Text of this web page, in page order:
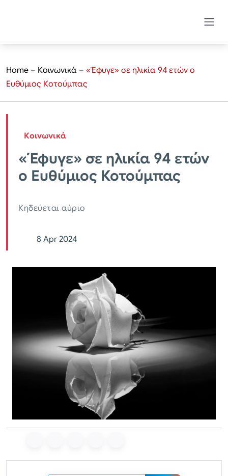
Home – Κοινωνικά – «Έφυγε» σε ηλικία 94 ετών ο
Ευθύμιος Κοτούμπας
Κοινωνικά
«Έφυγε» σε ηλικία 94 ετών
ο Ευθύμιος Κοτούμπας
Κηδεύεται αύριο
8 Apr 2024